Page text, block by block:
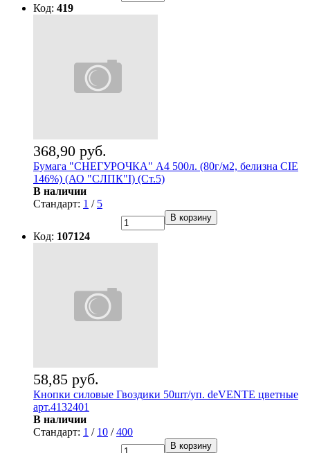
Код: 419
368,90 руб.
Бумага "СНЕГУРОЧКА" А4 500л. (80г/м2, белизна CIE
146%) (АО "СЛПК"I) (Ст.5)
В наличии
Стандарт: 1 / 5
В корзину
Код: 107124
58,85 руб.
Кнопки силовые Гвоздики 50шт/уп. deVENTE цветные
арт.4132401
В наличии
Стандарт: 1 / 10 /400
В корзину